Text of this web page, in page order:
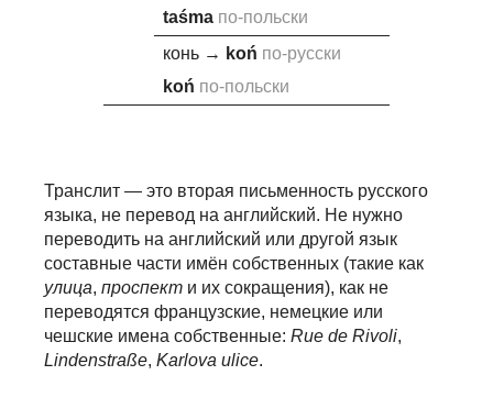
taśma по-польски
конь → koń по-русски
koń по-польски
Транслит — это вторая письменность русского
языка, не перевод на английский. Не нужно
переводить на английский или другой язык
составные части имён собственных (такие как
улица, проспект и их сокращения), как не
переводятся французские, немецкие или
чешские имена собственные: Rue de Rivoli,
Lindenstraße, Karlova ulice.